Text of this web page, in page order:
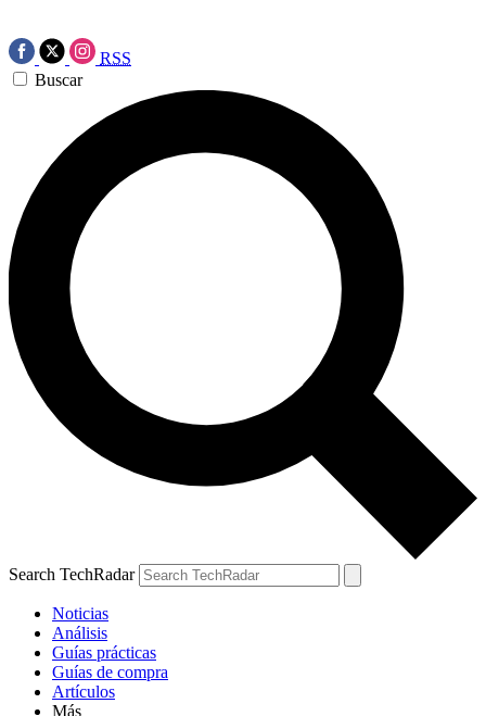
RSS
Buscar
Search TechRadar
Noticias
Análisis
Guías prácticas
Guías de compra
Artículos
Más